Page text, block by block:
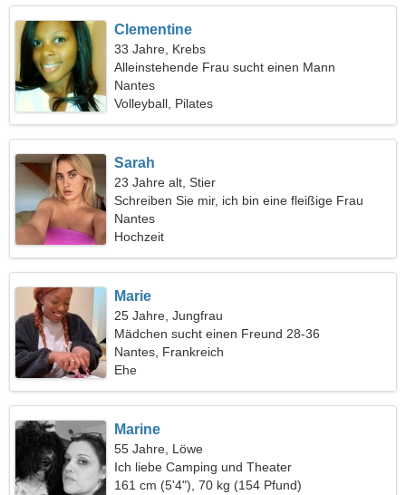
Clementine
33 Jahre, Krebs
Alleinstehende Frau sucht einen Mann
Nantes
Volleyball, Pilates
Sarah
23 Jahre alt, Stier
Schreiben Sie mir, ich bin eine fleißige Frau
Nantes
Hochzeit
Marie
25 Jahre, Jungfrau
Mädchen sucht einen Freund 28-36
Nantes, Frankreich
Ehe
Marine
55 Jahre, Löwe
Ich liebe Camping und Theater
161 cm (5'4"), 70 kg (154 Pfund)